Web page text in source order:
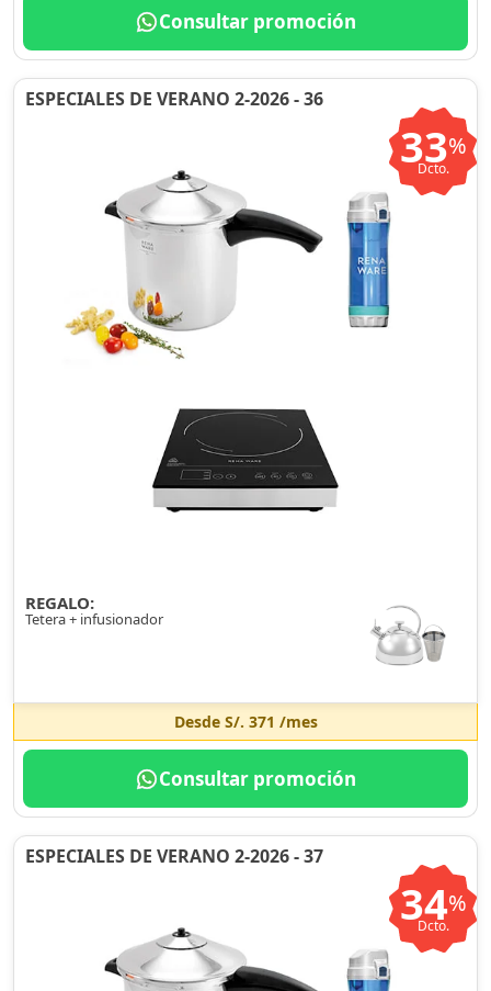
Consultar promoción
ESPECIALES DE VERANO 2-2026 - 36
33%
Dcto.
REGALO:
Tetera + infusionador
Desde S/. 371 /mes
Consultar promoción
ESPECIALES DE VERANO 2-2026 - 37
34%
Dcto.